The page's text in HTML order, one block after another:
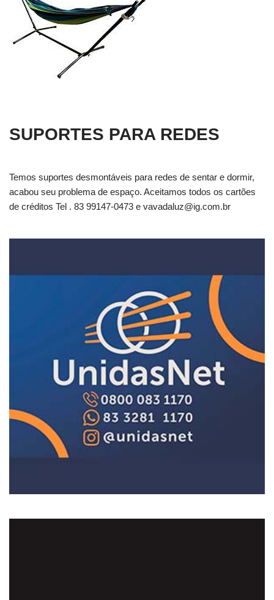
SUPORTES PARA REDES
Temos suportes desmontáveis para redes de sentar e dormir,
acabou seu problema de espaço. Aceitamos todos os cartões
de créditos Tel . 83 99147-0473 e vavadaluz@ig.com.br